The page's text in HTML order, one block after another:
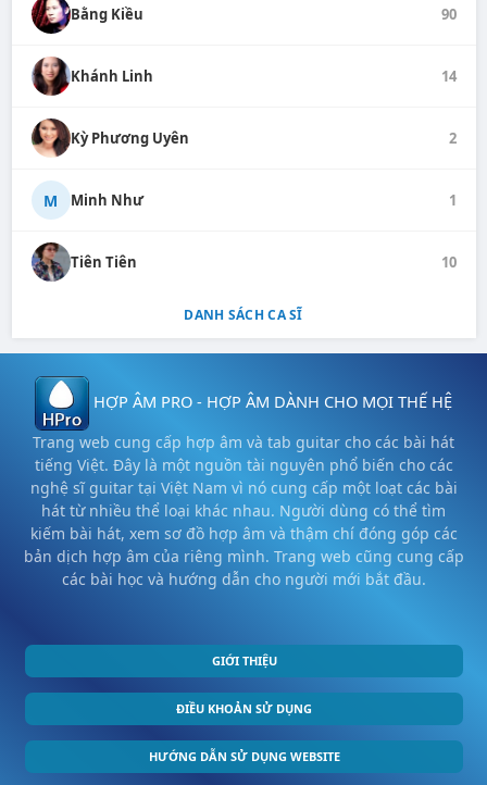
Bằng Kiều 90
Khánh Linh 14
Kỳ Phương Uyên 2
M Minh Như 1
Tiên Tiên 10
DANH SÁCH CA SĨ
HỢP ÂM PRO - HỢP ÂM DÀNH CHO MỌI THẾ HỆ
Trang web cung cấp hợp âm và tab guitar cho các bài hát
tiếng Việt. Đây là một nguồn tài nguyên phổ biến cho các
nghệ sĩ guitar tại Việt Nam vì nó cung cấp một loạt các bài
hát từ nhiều thể loại khác nhau. Người dùng có thể tìm
kiếm bài hát, xem sơ đồ hợp âm và thậm chí đóng góp các
bản dịch hợp âm của riêng mình. Trang web cũng cung cấp
các bài học và hướng dẫn cho người mới bắt đầu.
GIỚI THIỆU
ĐIỀU KHOẢN SỬ DỤNG
HƯỚNG DẪN SỬ DỤNG WEBSITE